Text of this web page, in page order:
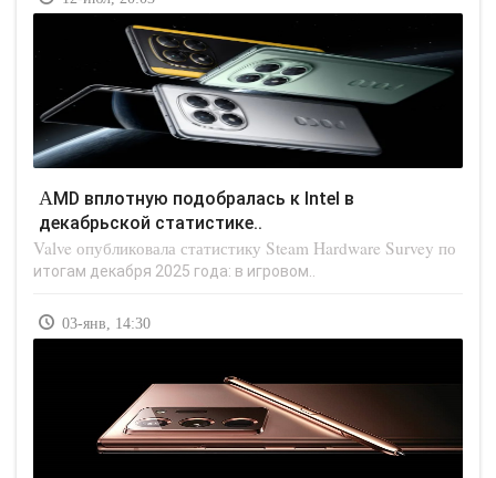
AMD вплотную подобралась к Intel в
декабрьской статистике..
Valve опубликовала статистику Steam Hardware Survey по
итогам декабря 2025 года: в игровом..
03-янв, 14:30